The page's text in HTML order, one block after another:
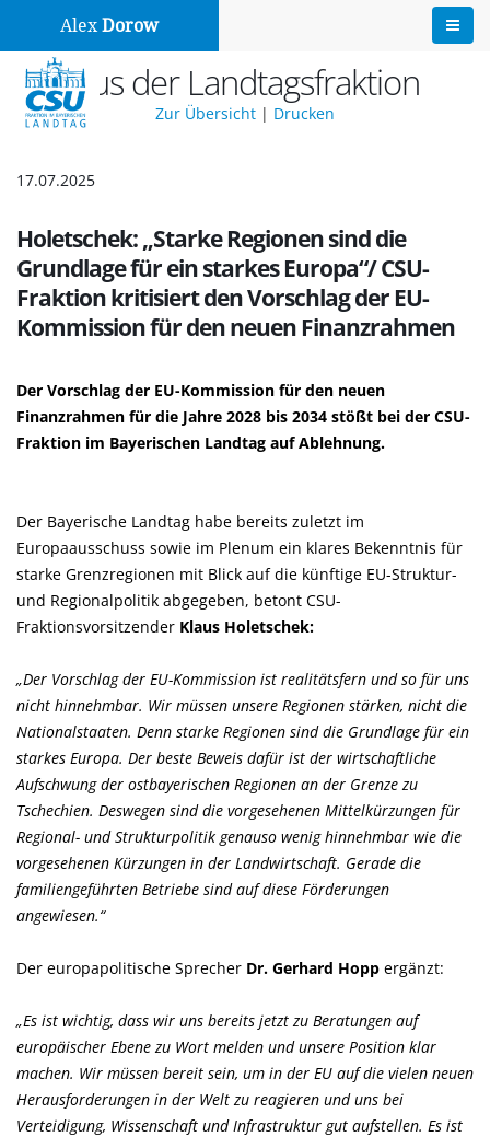
AlexDorow
Aus der Landtagsfraktion
Zur Übersicht | Drucken
17.07.2025
Holetschek: „Starke Regionen sind die
Grundlage für ein starkes Europa“/ CSU-
Fraktion kritisiert den Vorschlag der EU-
Kommission für den neuen Finanzrahmen
Der Vorschlag der EU-Kommission für den neuen
Finanzrahmen für die Jahre 2028 bis 2034 stößt bei der CSU-
Fraktion im Bayerischen Landtag auf Ablehnung.
Der Bayerische Landtag habe bereits zuletzt im
Europaausschuss sowie im Plenum ein klares Bekenntnis für
starke Grenzregionen mit Blick auf die künftige EU-Struktur-
und Regionalpolitik abgegeben, betont CSU-
Fraktionsvorsitzender Klaus Holetschek:
Der Vorschlag der EU-Kommission ist realitätsfern und so für uns
nicht hinnehmbar. Wir müssen unsere Regionen stärken, nicht die
Nationalstaaten. Denn starke Regionen sind die Grundlage für ein
starkes Europa. Der beste Beweis dafür ist der wirtschaftliche
Aufschwung der ostbayerischen Regionen an der Grenze zu
Tschechien. Deswegen sind die vorgesehenen Mittelkürzungen für
Regional- und Strukturpolitik genauso wenig hinnehmbar wie die
vorgesehenen Kürzungen in der Landwirtschaft. Gerade die
familiengeführten Betriebe sind auf diese Förderungen
angewiesen.“
Der europapolitische Sprecher Dr. Gerhard Hopp ergänzt:
Es ist wichtig, dass wir uns bereits jetzt zu Beratungen auf
europäischer Ebene zu Wort melden und unsere Position klar
machen. Wir müssen bereit sein, um in der EU auf die vielen neuen
Herausforderungen in der Welt zu reagieren und uns bei
Verteidigung, Wissenschaft und Infrastruktur gut aufstellen. Es ist